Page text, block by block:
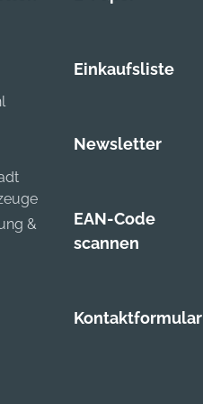
&
Einkaufsliste
Newsletter
EAN-Code
scannen
Kontaktformular